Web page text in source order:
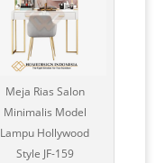
Meja Rias Salon
Minimalis Model
Lampu Hollywood
Style JF-159